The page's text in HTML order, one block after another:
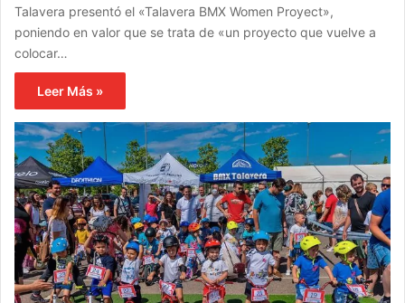
Talavera presentó el «Talavera BMX Women Proyect»,
poniendo en valor que se trata de «un proyecto que vuelve a
colocar…
Leer Más »